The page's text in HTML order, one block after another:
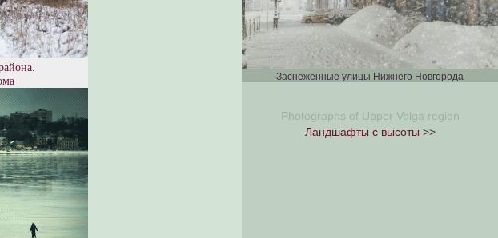
Заснеженные улицы Нижнего Новгорода
Photographs of Upper Volga region
Ландшафты с высоты >>